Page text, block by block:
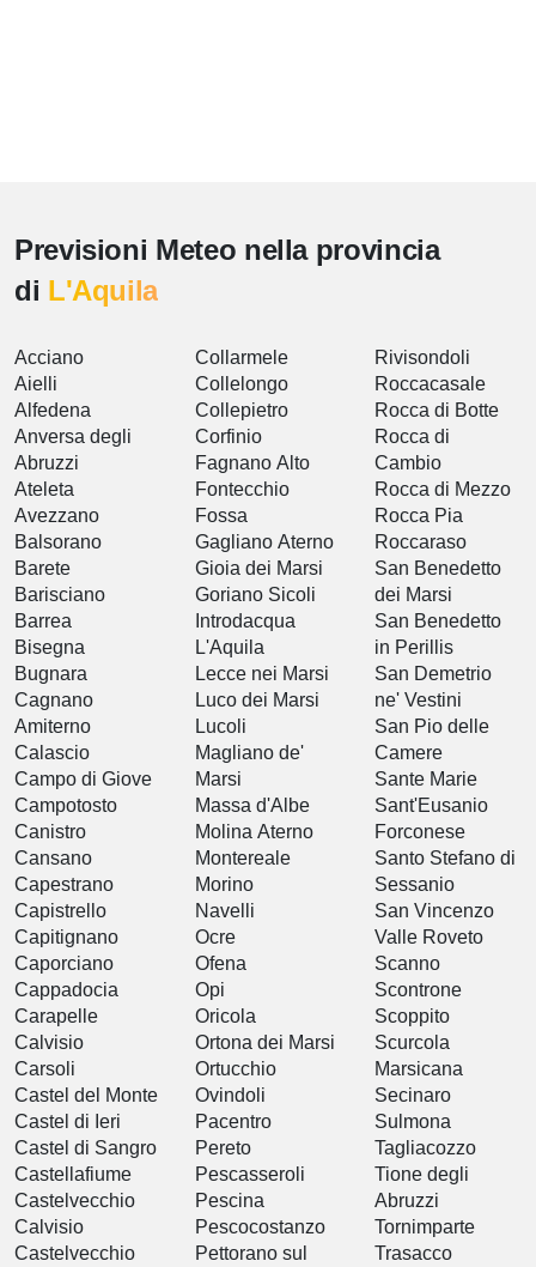
Previsioni Meteo nella provincia
di L'Aquila
Acciano
Aielli
Alfedena
Anversa degli
Abruzzi
Ateleta
Avezzano
Balsorano
Barete
Barisciano
Barrea
Bisegna
Bugnara
Cagnano
Amiterno
Calascio
Campo di Giove
Campotosto
Canistro
Cansano
Capestrano
Capistrello
Capitignano
Caporciano
Cappadocia
Carapelle
Calvisio
Carsoli
Castel del Monte
Castel di Ieri
Castel di Sangro
Castellafiume
Castelvecchio
Calvisio
Castelvecchio
Collarmele
Collelongo
Collepietro
Corfinio
Fagnano Alto
Fontecchio
Fossa
Gagliano Aterno
Gioia dei Marsi
Goriano Sicoli
Introdacqua
L'Aquila
Lecce nei Marsi
Luco dei Marsi
Lucoli
Magliano de'
Marsi
Massa d'Albe
Molina Aterno
Montereale
Morino
Navelli
Ocre
Ofena
Opi
Oricola
Ortona dei Marsi
Ortucchio
Ovindoli
Pacentro
Pereto
Pescasseroli
Pescina
Pescocostanzo
Pettorano sul
Rivisondoli
Roccacasale
Rocca di Botte
Rocca di
Cambio
Rocca di Mezzo
Rocca Pia
Roccaraso
San Benedetto
dei Marsi
San Benedetto
in Perillis
San Demetrio
ne' Vestini
San Pio delle
Camere
Sante Marie
Sant'Eusanio
Forconese
Santo Stefano di
Sessanio
San Vincenzo
Valle Roveto
Scanno
Scontrone
Scoppito
Scurcola
Marsicana
Secinaro
Sulmona
Tagliacozzo
Tione degli
Abruzzi
Tornimparte
Trasacco